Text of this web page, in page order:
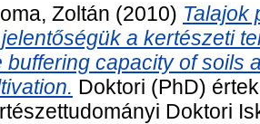
Zoltán (2010) Talajok
a kertészeti
buffering capacity of soils
Doktori (PhD)
Doktori